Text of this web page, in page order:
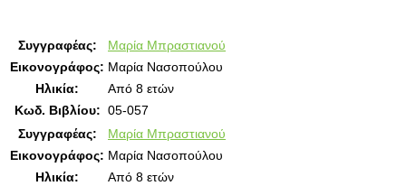
Συγγραφέας:
Μαρία Μπραστιανού
Εικονογράφος: Μαρία Νασοπούλου
Ηλικία:
Από 8 ετών
Κωδ. Βιβλίου: 05-057
Συγγραφέας:
Μαρία Μπραστιανού
Εικονογράφος: Μαρία Νασοπούλου
Ηλικία:
Από 8 ετών